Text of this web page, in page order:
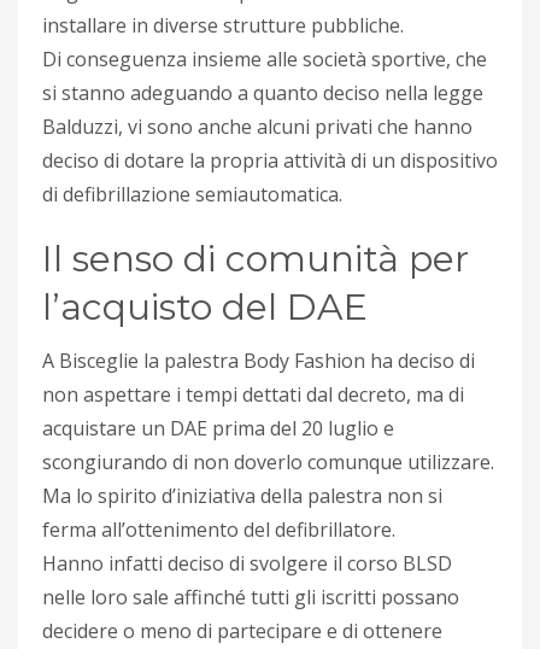
installare in diverse strutture pubbliche.
Di conseguenza insieme alle società sportive, che
si stanno adeguando a quanto deciso nella legge
Balduzzi, vi sono anche alcuni privati che hanno
deciso di dotare la propria attività di un dispositivo
di defibrillazione semiautomatica.
Il senso di comunità per
l’acquisto del DAE
A Bisceglie la palestra Body Fashion ha deciso di
non aspettare i tempi dettati dal decreto, ma di
acquistare un DAE prima del 20 luglio e
scongiurando di non doverlo comunque utilizzare.
Ma lo spirito d’iniziativa della palestra non si
ferma all’ottenimento del defibrillatore.
Hanno infatti deciso di svolgere il corso BLSD
nelle loro sale affinché tutti gli iscritti possano
decidere o meno di partecipare e di ottenere